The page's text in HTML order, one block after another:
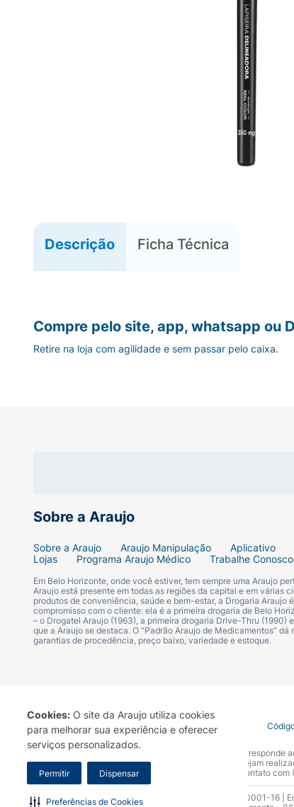
Cookies: O site da Araujo utiliza cookies
para melhorar sua experiência e oferecer
serviços personalizados.
Permitir Dispensar
Preferências de Cookies
Descrição Ficha Técnica
Sobre a Araujo
Sobre a Araujo Araujo Manipulação Aplicativo
Lojas
Programa Araujo Médico Trabalhe Conosco
Em Belo Horizonte, onde você estiver, tem sempre uma Araujo
Araujo está presente em todas as regiões da capital e em várias
produtos de conveniência, saúde e bem-estar, a Drogaria Araujo
compromisso com o cliente: ela é a primeira drogaria de Belo
– o Drogatel Araujo (1963), a primeira drogaria Drive-Thru
que a Araujo se destaca. O “Padrão Araujo de Medicamentos”
garantias de procedência, preço baixo, variedade e estoque.
Compre pelo site, app, whatsapp ou
Retire na loja com agilidade e sem passar pelo caixa.
Termo de Uso Portal da Privacidade Covid-19
A Drogaria Araujo S/A informa que o seu site oficial
marca. Para sua segurança recomendamos que não sejam
Araujo S.A. Em caso de dúvidas, gentileza entrar em contato
Razão Social: Drogaria Araujo S.A | CNPJ: 17.256.512.0001-16